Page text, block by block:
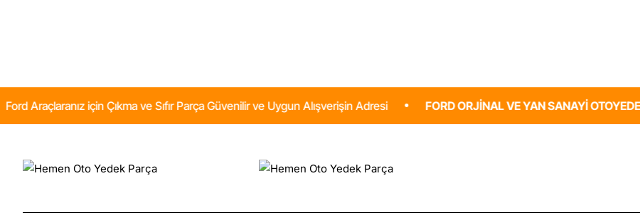
için Çıkma ve Sıfır Parça Güvenilir ve Uygun Alışverişin Adresi FORD ORJINAL VE YAN SANAYI OTOYEDEK PARÇA